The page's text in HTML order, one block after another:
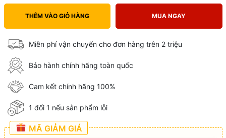
THÊM VÀO GIỎ HÀNG MUA NGAY
Miễn phí vận chuyển cho đơn hàng trên 2 triệu
Bảo hành chính hãng toàn quốc
Cam kết chính hãng 100%
1 đổi 1 nếu sản phẩm lỗi
MÃ GIẢM GIÁ